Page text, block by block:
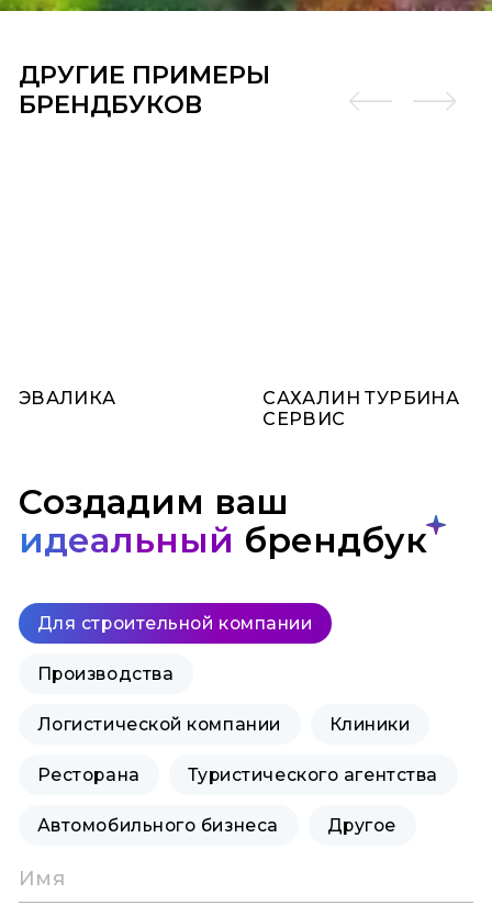
ДРУГИЕ ПРИМЕРЫ
БРЕНДБУКОВ
ЭВАЛИКА
САХАЛИН ТУРБИНА
СЕРВИС
Создадим ваш
идеальный брендбук
Для строительной компании
Производства
Логистической компании Клиники
Ресторана Туристического агентства
Автомобильного бизнеса Другое